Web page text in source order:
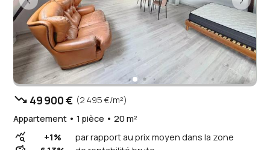
trending_down 49 900 € (2 495 €/m²)
Appartement • 1 pièce • 20 m²
query_stats +1% par rapport au prix moyen dans la zone